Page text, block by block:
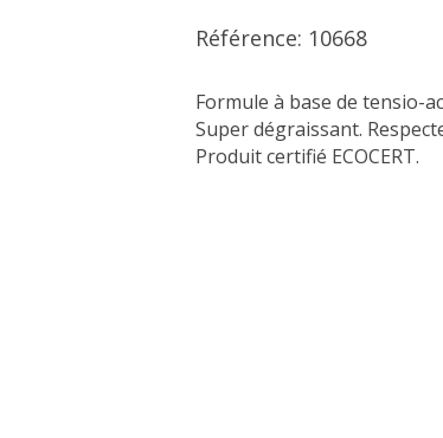
Référence: 10668
Formule à base de tensio-
Super dégraissant.
Produit certifié ECOCERT.